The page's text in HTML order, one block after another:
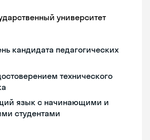
университет
кандидата педагогических
технического
язык с начинающими и
студентами